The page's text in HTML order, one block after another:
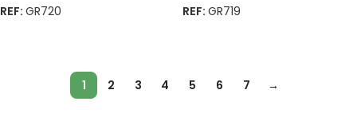
REF: GR720 REF: GR719
1 2 3 4 5 6 7 →